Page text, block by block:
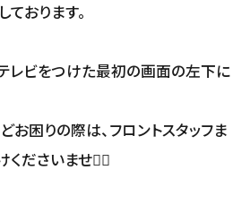
おります。
レビをつけた最初の画面の左下に
お困りの際は、フロントスタッフま
ださいませ💁‍♀️